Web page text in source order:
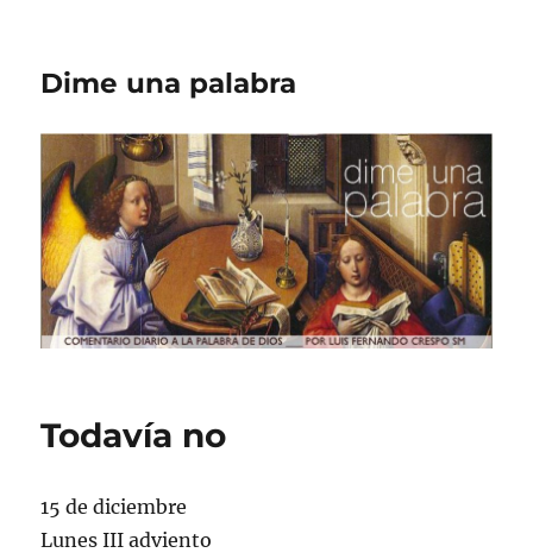
Dime una palabra
Todavía no
15 de diciembre
Lunes III adviento